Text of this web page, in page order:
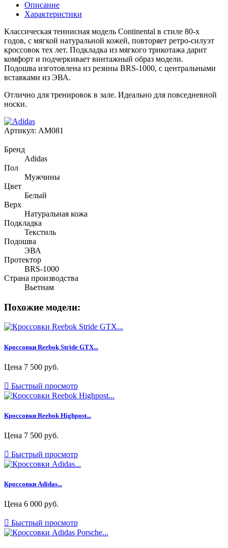
Описание
Характеристики
Классическая теннисная модель Continental в стиле 80-х
годов, с мягкой натуральной кожей, повторяет ретро-силуэт
кроссовок тех лет. Подкладка из мягкого трикотажа дарит
комфорт и подчеркивает винтажный образ модели.
Подошва изготовлена из резины BRS-1000, с центральными
вставками из ЭВА.
Отлично для тренировок в зале. Идеально для повседневной
носки.
Артикул: AM081
Бренд
Adidas
Пол
Мужчины
Цвет
Белый
Верх
Натуральная кожа
Подкладка
Текстиль
Подошва
ЭВА
Протектор
BRS-1000
Страна производства
Вьетнам
Похожие модели:
Кроссовки Reebok Stride GTX...
Цена 7 500 руб.
 Быстрый просмотр
Кроссовки Reebok Highpost...
Цена 7 500 руб.
 Быстрый просмотр
Кроссовки Adidas...
Цена 6 000 руб.
 Быстрый просмотр